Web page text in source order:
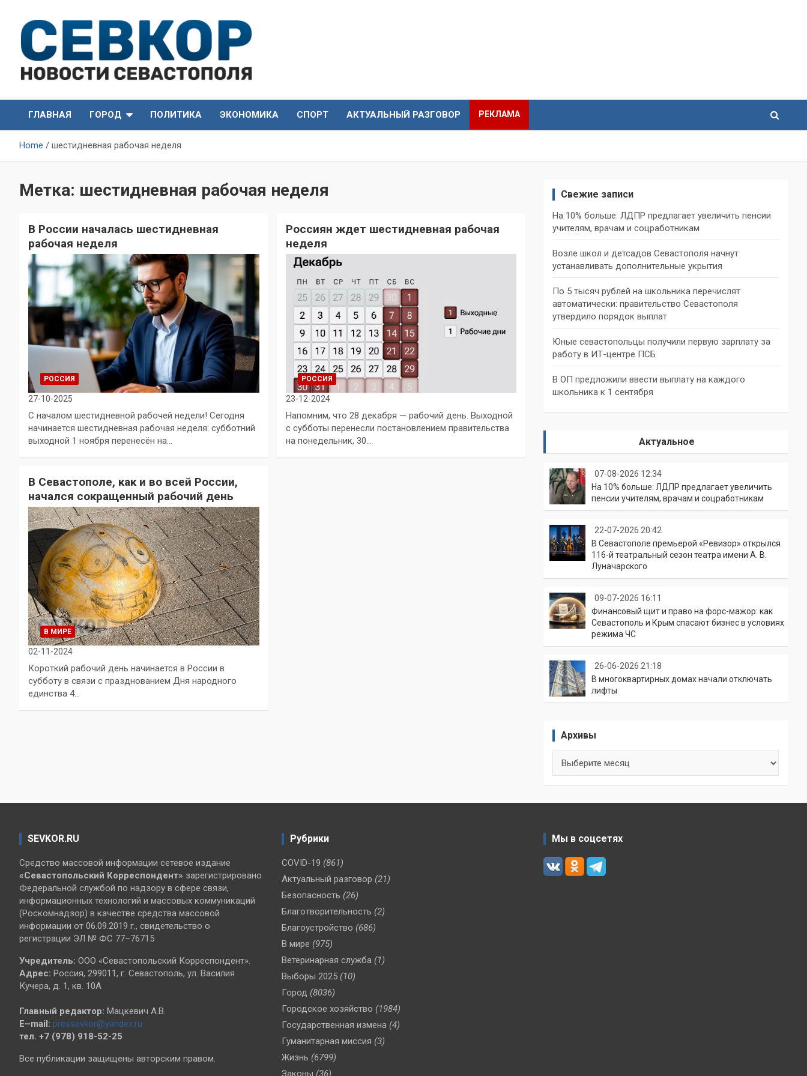
content
СевКор — Новости
Севастополя
Севастополя
ГЛАВНАЯ
ГОРОД ПОЛИТИКА ЭКОНОМИКА СПОРТ АКТУАЛЬНЫЙ РАЗГОВОР РЕКЛАМА
Home шестидневная рабочая неделя
Метка: шестидневная рабочая неделя
В России началась шестидневная
рабочая неделя
РОССИЯ
27-10-2025
С началом шестидневной рабочей недели! Сегодня
начинается шестидневная рабочая неделя: субботний
выходной 1 ноября перенесён на…
Россиян ждет шестидневная рабочая
неделя
РОССИЯ
23-12-2024
Напомним, что 28 декабря — рабочий день. Выходной
с субботы перенесли постановлением правительства
на понедельник, 30…
В Севастополе, как и во всей России,
начался сокращенный рабочий день
В МИРЕ
02-11-2024
Короткий рабочий день начинается в России в
субботу в связи с празднованием Дня народного
единства 4…
Свежие записи
На 10% больше: ЛДПР предлагает увеличить пенсии
учителям, врачам и соцработникам
Возле школ и детсадов Севастополя начнут
устанавливать дополнительные укрытия
По 5 тысяч рублей на школьника перечислят
автоматически: правительство Севастополя
утвердило порядок выплат
Юные севастопольцы получили первую зарплату за
работу в ИТ-центре ПСБ
В ОП предложили ввести выплату на каждого
школьника к 1 сентября
Актуальное
07-08-2026 12:34
На 10% больше: ЛДПР предлагает увеличить
пенсии учителям, врачам и соцработникам
22-07-2026 20:42
В Севастополе премьерой «Ревизор» открылся
116-й театральный сезон театра имени А. В.
Луначарского
09-07-2026 16:11
Финансовый щит и право на форс-мажор: как
Севастополь и Крым спасают бизнес в условиях
режима ЧС
26-06-2026 21:18
В многоквартирных домах начали отключать
лифты
Архивы
SEVKOR.RU
Средство массовой информации сетевое издание
«Севастопольский Корреспондент» зарегистрировано
Федеральной службой по надзору в сфере связи,
информационных технологий и массовых коммуникаций
(Роскомнадзор) в качестве средства массовой
информации от 06.09.2019 г., свидетельство о
регистрации ЭЛ № ФС 77–76715
Учредитель: ООО «Севастопольский Корреспондент».
Адрес: Россия, 299011, г. Севастополь, ул. Василия
Кучера, д. 1, кв. 10А
Главный редактор: Мацкевич А.В.
E–mail: pressevkor@yandex.ru
тел. +7 (978) 918-52-25
Все публикации защищены авторским правом.
Рубрики
COVID-19 (861)
Актуальный разговор (21)
Безопасность (26)
Благотворительность (2)
Благоустройство (686)
В мире (975)
Ветеринарная служба (1)
Выборы 2025 (10)
Город (8036)
Городское хозяйство (1984)
Государственная измена (4)
Гуманитарная миссия (3)
Жизнь (6799)
Законы (36)
Мы в соцсетях